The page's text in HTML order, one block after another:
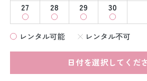
27
28 29 30
レンタル可能 レンタル不可
日付を選択してくだ